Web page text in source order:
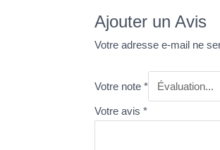
Ajouter un Avis
Votre adresse e-mail ne
Votre note*
Votre avis*